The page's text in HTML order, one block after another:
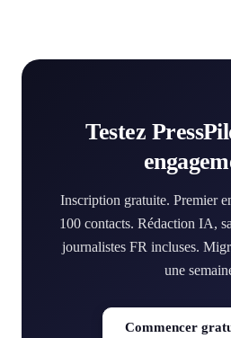
Testez
Inscription gratuite. Premier
100 contacts. Rédaction IA,
journalistes FR incluses.
une
Commencer